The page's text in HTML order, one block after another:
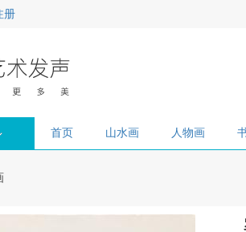
册
首页 山水画 人物画